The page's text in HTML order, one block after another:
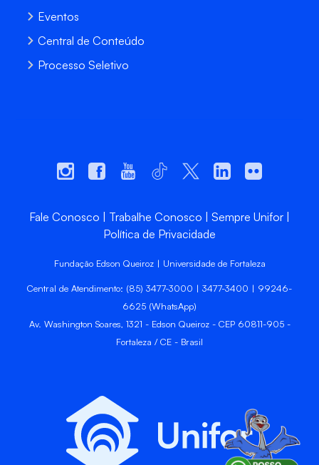
Eventos
Central de Conteúdo
Processo Seletivo
Fale Conosco Trabalhe Conosco
Sempre Unifor
Política de Privacidade
Fundação Edson Queiroz | Universidade de Fortaleza
Central de Atendimento: (85) 3477-3000 | 3477-3400 | 99246-
6625 (WhatsApp)
Av. Washington Soares, 1321 - Edson Queiroz - CEP 60811-905 -
Fortaleza / CE - Brasil